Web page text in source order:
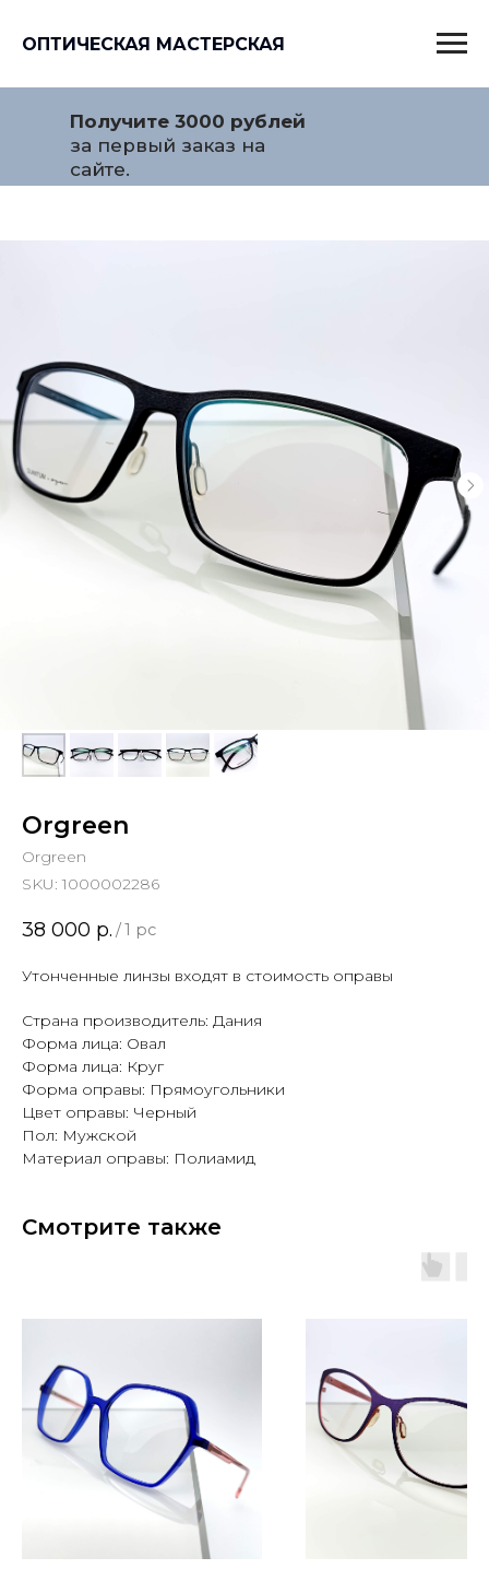
ОПТИЧЕСКАЯ МАСТЕРСКАЯ
Получите 3000 рублей
за первый заказ на
сайте.
Orgreen
Orgreen
SKU: 1000002286
38 000 р. /1 pc
Утонченные линзы входят в стоимость оправы
Страна производитель: Дания
Форма лица: Овал
Форма лица: Круг
Форма оправы: Прямоугольники
Цвет оправы: Черный
Пол: Мужской
Материал оправы: Полиамид
Смотрите также